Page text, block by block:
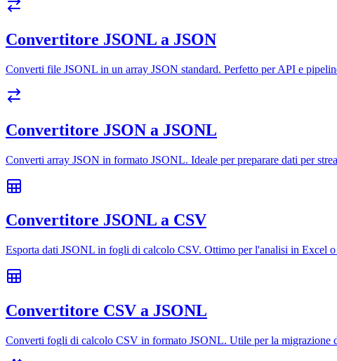
Convertitore JSONL a JSON
Converti file JSONL in un array JSON standard. Perfetto per API e
Convertitore JSON a JSONL
Converti array JSON in formato JSONL. Ideale per preparare dati per
Convertitore JSONL a CSV
Esporta dati JSONL in fogli di calcolo CSV. Ottimo per l'analisi in Excel o
Convertitore CSV a JSONL
Converti fogli di calcolo CSV in formato JSONL. Utile per la migrazione